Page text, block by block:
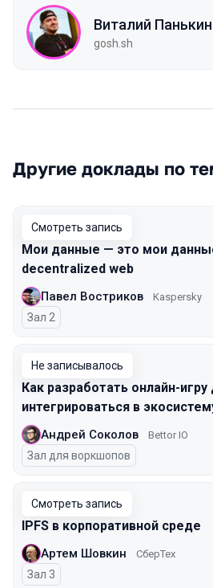
Виталий Панькин
gosh.sh
Другие доклады по
Смотреть запись
Мои данные — это мои
decentralized web
Павел Востриков Kaspersky
Зал 2
Не записывалось
Как разработать онлайн-
интегрироваться в
Андрей Соколов Bettor IO
Зал для воркшопов
Смотреть запись
IPFS в корпоративной среде
Артем Шовкин СберТех
Зал 3